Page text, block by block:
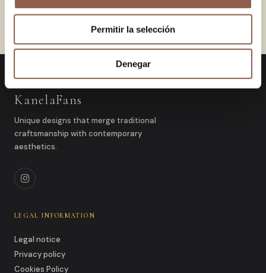
Permitir la selección
Denegar
MIA
40.00 EUR
KanelaFans
Unique designs that merge traditional
craftsmanship with contemporary
aesthetics.
LEGAL INFORMATION
Legal notice
Privacy policy
Cookies Policy